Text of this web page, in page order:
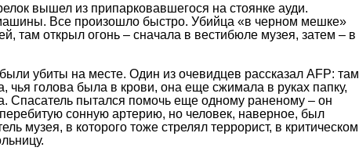
вышел из припарковавшегося на стоянке ауди.
Все произошло быстро. Убийца «в черном мешке»
там открыл огонь – сначала в вестибюле музея, затем – в
убиты на месте. Один из очевидцев рассказал AFP: там
голова была в крови, она еще сжимала в руках папку,
Спасатель пытался помочь еще одному раненому – он
сонную артерию, но человек, наверное, был
музея, в которого тоже стрелял террорист, в критическом